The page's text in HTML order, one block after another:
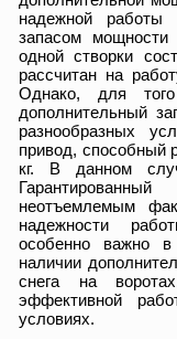
надежной работы
запасом
одной створки
рассчитан на
Однако, для того
дополнительный
разнообразных
привод, способный
кг. В данном
неотъемлемым
надежности
особенно важно
наличии
снега на
эффективной
условиях.